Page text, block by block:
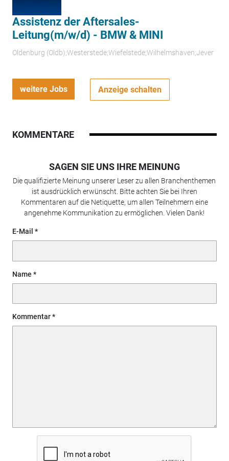
Assistenz der Aftersales-
Leitung(m/w/d) - BMW & MINI
Oldenburg (Oldb);Westerstede;Wiefelstede;Wilhelmshaven;Jever
weitere Jobs Anzeige schalten
KOMMENTARE
SAGEN SIE UNS IHRE MEINUNG
Die qualifizierte Meinung unserer Leser zu allen Branchenthemen
ist ausdrücklich erwünscht. Bitte achten Sie bei Ihren
Kommentaren auf die Netiquette, um allen Teilnehmern eine
angenehme Kommunikation zu ermöglichen. Vielen Dank!
E-Mail
Name
Kommentar